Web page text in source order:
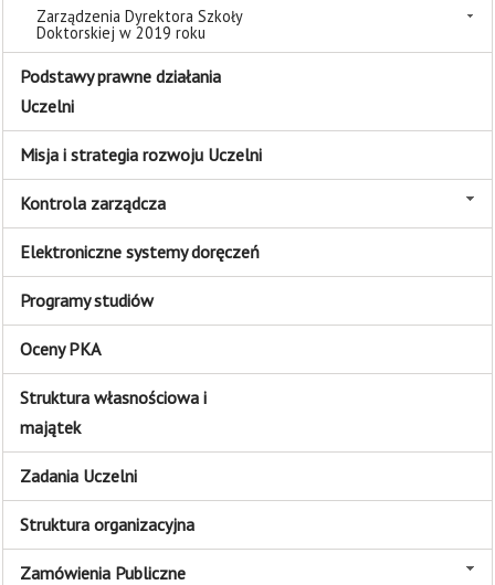
Zarządzenia Dyrektora Szkoły
Doktorskiej w 2019 roku
Podstawy prawne działania
Uczelni
Misja i strategia rozwoju Uczelni
Kontrola zarządcza
Elektroniczne systemy doręczeń
Programy studiów
Oceny PKA
Struktura własnościowa i
majątek
Zadania Uczelni
Struktura organizacyjna
Zamówienia Publiczne